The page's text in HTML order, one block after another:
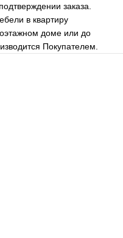
заказа.
в квартиру
доме или до
Покупателем.